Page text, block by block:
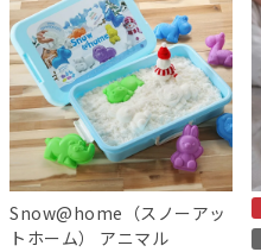
Snow@home（スノーアッ
トホーム） アニマル